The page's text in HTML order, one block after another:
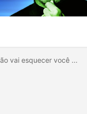
vai esquecer você ...